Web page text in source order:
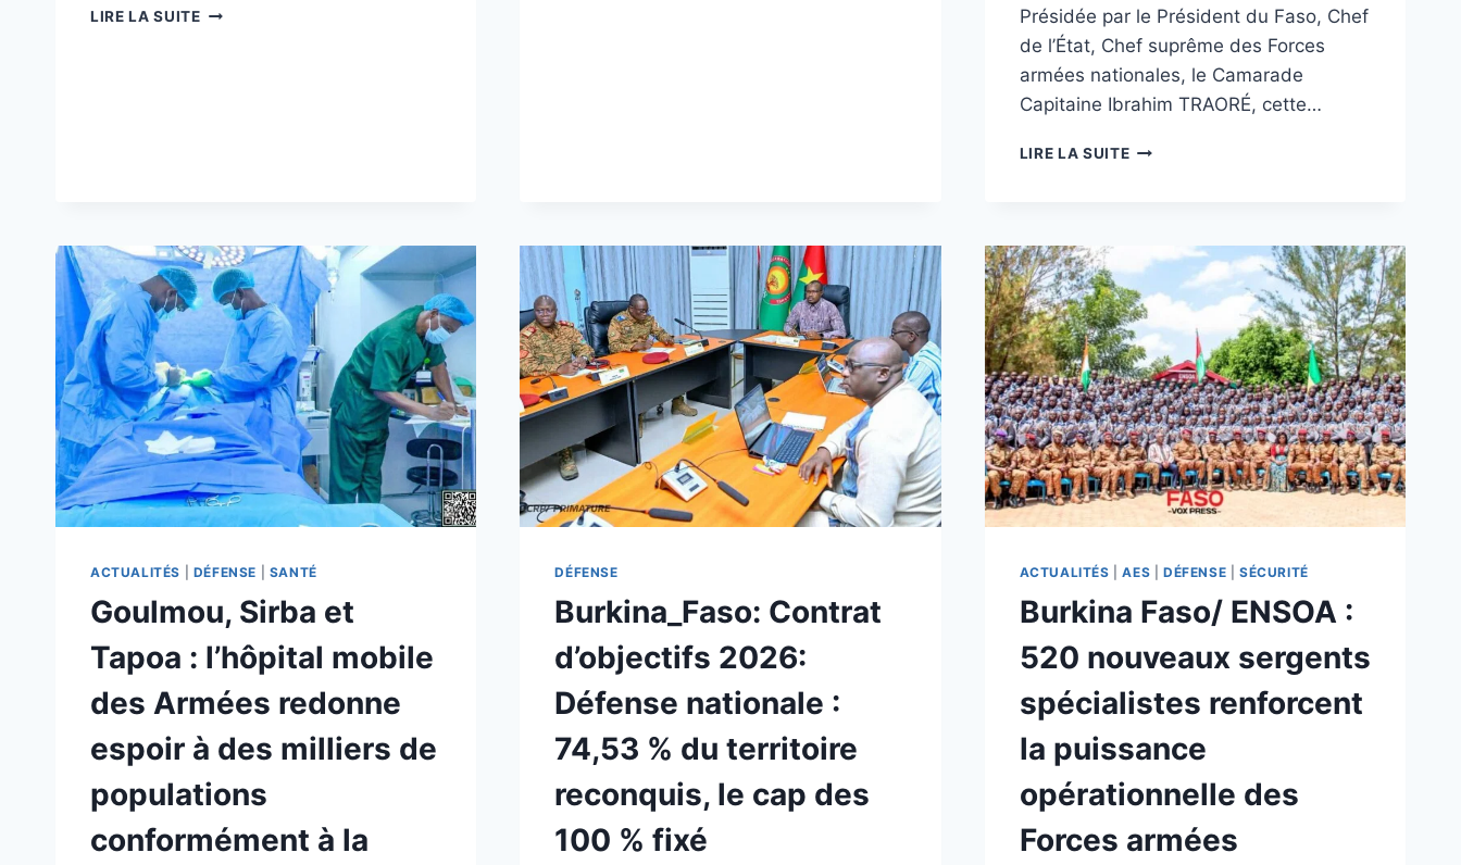
LIRE LA SUITEBURKINA_FASO:LA
DE
LA
SOUVERAINETÉ
RÉVOLUTION
PROGRESSISTE
POPULAIRE
Présidée par le Président du Faso, Chef
de l’État, Chef suprême des Forces
armées nationales, le Camarade
Capitaine Ibrahim TRAORÉ, cette…
LIRE LA SUITE[#BURKINA_FASO]
PROMOTION
DE
L’AMGN
:
217
NOUVEAUX
SOUS-
LIEUTENANTS
REJOIGNENT
LES
RANGS
LE
SCEAU
DU
COURAGE
ET
DE
L’EXEMPLARITÉ
ACTUALITÉS DÉFENSE SANTÉ
Goulmou, Sirba et
Tapoa : l’hôpital mobile
des Armées redonne
espoir à des milliers de
populations
conformément à la
DÉFENSE
Burkina_Faso: Contrat
d’objectifs 2026:
Défense nationale :
74,53 % du territoire
reconquis, le cap des
100 % fixé
ACTUALITÉS |AES DÉFENSE SÉCURITÉ
Burkina Faso/ ENSOA :
520 nouveaux sergents
spécialistes renforcent
la puissance
opérationnelle des
Forces armées